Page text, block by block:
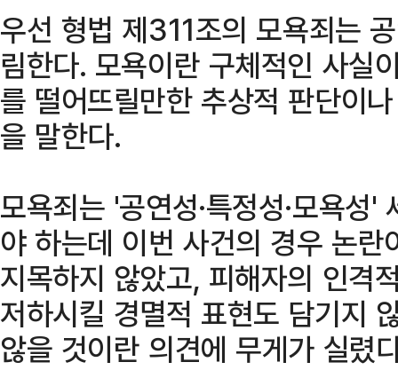
우선 형법 제311조의 모욕죄는
림한다. 모욕이란 구체적인 사실
를 떨어뜨릴만한 추상적 판단이
을 말한다.
모욕죄는 '공연성·특정성·모욕성
야 하는데 이번 사건의 경우 논
지목하지 않았고, 피해자의 인격
저하시킬 경멸적 표현도 담기지
않을 것이란 의견에 무게가 실렸